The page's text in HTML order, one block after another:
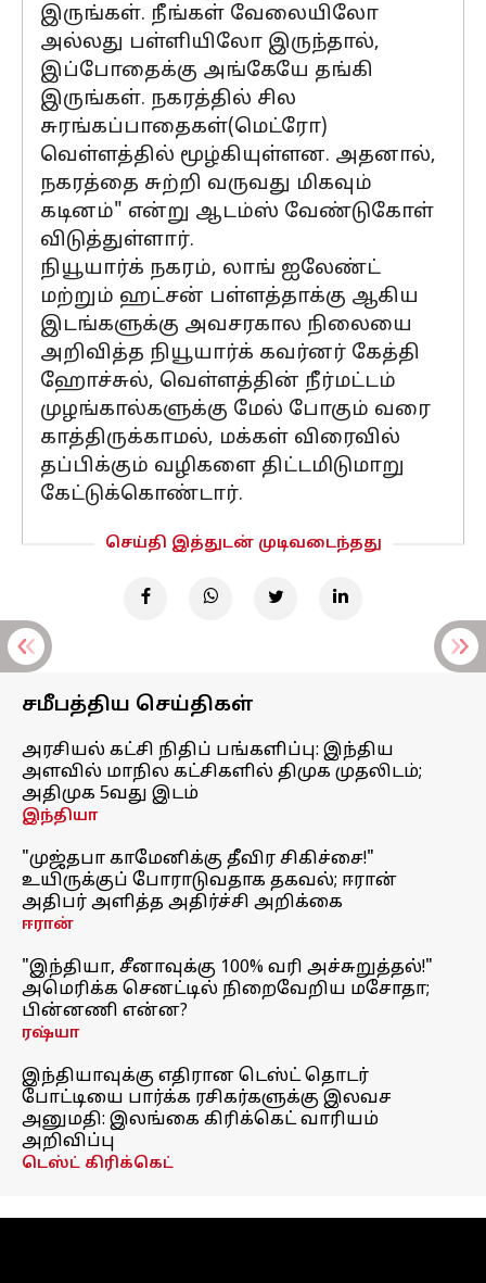
இருங்கள். நீங்கள் வேலையிலோ
அல்லது பள்ளியிலோ இருந்தால்,
இப்போதைக்கு அங்கேயே தங்கி
இருங்கள். நகரத்தில் சில
சுரங்கப்பாதைகள்(மெட்ரோ)
வெள்ளத்தில் மூழ்கியுள்ளன. அதனால்,
நகரத்தை சுற்றி வருவது மிகவும்
கடினம்" என்று ஆடம்ஸ் வேண்டுகோள்
விடுத்துள்ளார்.
நியூயார்க் நகரம், லாங் ஐலேண்ட்
மற்றும் ஹட்சன் பள்ளத்தாக்கு ஆகிய
இடங்களுக்கு அவசரகால நிலையை
அறிவித்த நியூயார்க் கவர்னர் கேத்தி
ஹோச்சுல், வெள்ளத்தின் நீர்மட்டம்
முழங்கால்களுக்கு மேல் போகும் வரை
காத்திருக்காமல், மக்கள் விரைவில்
தப்பிக்கும் வழிகளை திட்டமிடுமாறு
கேட்டுக்கொண்டார்.
செய்தி இத்துடன் முடிவடைந்தது
சமீபத்திய செய்திகள்
அரசியல் கட்சி நிதிப் பங்களிப்பு: இந்திய
அளவில் மாநில கட்சிகளில் திமுக முதலிடம்;
அதிமுக 5வது இடம்
இந்தியா
"முஜ்தபா காமேனிக்கு தீவிர சிகிச்சை!"
உயிருக்குப் போராடுவதாக தகவல்; ஈரான்
அதிபர் அளித்த அதிர்ச்சி அறிக்கை
ஈரான்
"இந்தியா, சீனாவுக்கு 100% வரி அச்சுறுத்தல்!"
அமெரிக்க செனட்டில் நிறைவேறிய மசோதா;
பின்னணி என்ன?
ரஷ்யா
இந்தியாவுக்கு எதிரான டெஸ்ட் தொடர்
போட்டியை பார்க்க ரசிகர்களுக்கு இலவச
அனுமதி: இலங்கை கிரிக்கெட் வாரியம்
அறிவிப்பு
டெஸ்ட் கிரிக்கெட்